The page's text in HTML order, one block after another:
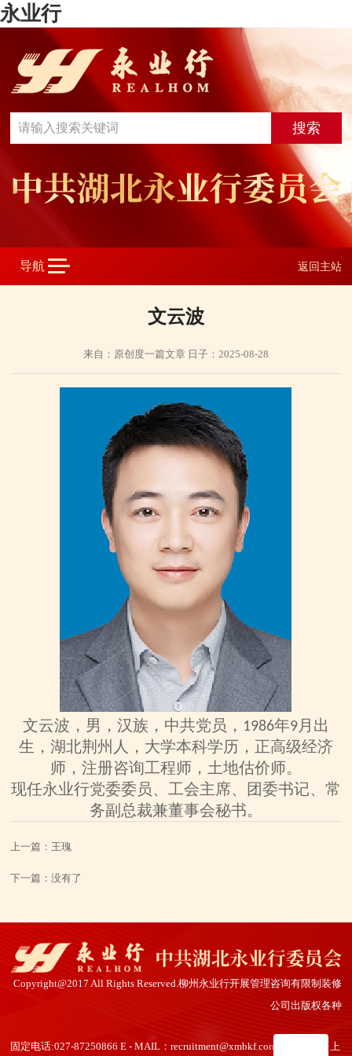
永业行
返回主站
文云波
来自：原创度一篇文章 日子：2025-08-28
文云波，男，汉族， 中共党员， 1986年9月出
生，湖北荆州人，大学本科学历，正高级经济
师，注册咨询工程师，土地估价师。
现任永业行党委委员、工会主席、团委书记、常
务副总裁兼董事会秘书。
上一篇： 王瑰
下一篇：没有了
Copyright@2017 All Rights Reserved.柳州永业行开展管理咨询有限制装修
公司出版权各种
固定电话:027-87250866 E - MAIL：recruitment@xmbkf.com 具体位置：上